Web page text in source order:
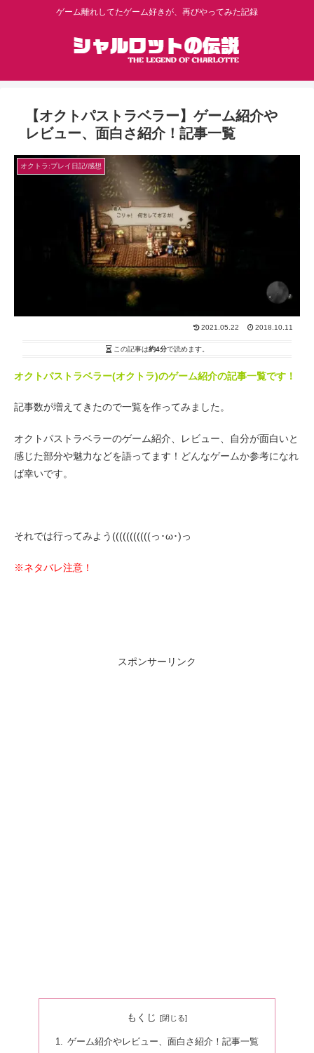
ゲーム離れしてたゲーム好きが、再びやってみた記録
【オクトパストラベラー】ゲーム紹介や
レビュー、面白さ紹介！記事一覧
オクトラ:プレイ日記/感想
2021.05.22 2018.10.11
この記事は約4分で読めます。
オクトパストラベラー(オクトラ)のゲーム紹介の記事一覧です！
記事数が増えてきたので一覧を作ってみました。
オクトパストラベラーのゲーム紹介、レビュー、自分が面白いと
感じた部分や魅力などを語ってます！どんなゲームか参考になれ
ば幸いです。
それでは行ってみよう(((((((((((っ･ω･)っ
※ネタバレ注意！
スポンサーリンク
もくじ
ゲーム紹介やレビュー、面白さ紹介！記事一覧